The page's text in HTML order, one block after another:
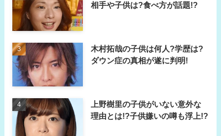
相手や子供は?食べ方が話題!?
木村拓哉の子供は何人?学歴は?
ダウン症の真相が遂に判明!
上野樹里の子供がいない意外な
理由とは!?子供嫌いの噂も浮上!?